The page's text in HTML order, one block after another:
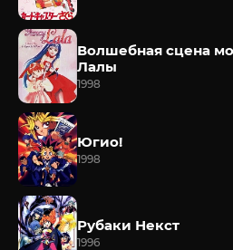
Волшебная сцена
Лалы
1998
Югио!
1998
Рубаки Некст
1996